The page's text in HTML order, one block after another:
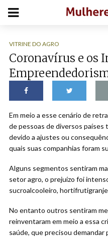
VITRINE DO AGRO
Coronavírus e os
Em meio a esse cenário de
de pessoas de diversos países
devido a ajustes ou
quais suas companhias foram
Alguns segmentos sentiram
setor agro, o prejuízo foi
sucroalcooleiro,
No entanto outros sentiram
reinventaram em meio a essa
saúde, que precisou demandar